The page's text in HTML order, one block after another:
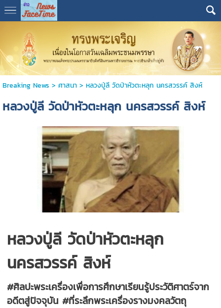
Breaking News > ศาสนา> หลวงปู่ลี วัดป่าหัวตะหลุก นครสวรรค์ สิงห์
หลวงปู่ลี วัดป่าหัวตะหลุก นครสวรรค์ สิงห์
หลวงปู่ลี วัดป่าหัวตะหลุก
นครสวรรค์ สิงห์
#ศิลปะพระเครื่องเพื่อการศึกษาเรียนรู้ประวัติศาตร์จาก
อดีตสู่ปัจจุบัน #ที่ระลึกพระเครื่องรางมงคลวัตถุ